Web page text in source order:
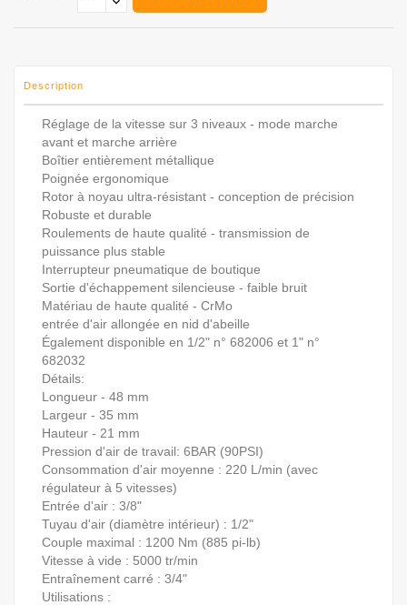
Description
Réglage de la vitesse sur 3 niveaux - mode marche
avant et marche arrière
Boîtier entièrement métallique
Poignée ergonomique
Rotor à noyau ultra-résistant - conception de précision
Robuste et durable
Roulements de haute qualité - transmission de
puissance plus stable
Interrupteur pneumatique de boutique
Sortie d'échappement silencieuse - faible bruit
Matériau de haute qualité - CrMo
entrée d'air allongée en nid d'abeille
Également disponible en 1/2" n° 682006 et 1" n°
682032
Détails:
Longueur - 48 mm
Largeur - 35 mm
Hauteur - 21 mm
Pression d'air de travail: 6BAR (90PSI)
Consommation d'air moyenne : 220 L/min (avec
régulateur à 5 vitesses)
Entrée d'air : 3/8"
Tuyau d'air (diamètre intérieur) : 1/2"
Couple maximal : 1200 Nm (885 pi-lb)
Vitesse à vide : 5000 tr/min
Entraînement carré : 3/4"
Utilisations :